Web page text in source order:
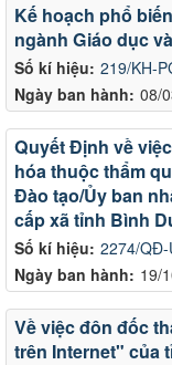
Số kí hiệu: 219/KH-
Ngày ban hành: 08/
Kế hoạch phổ
ngành Giáo dục
Số kí hiệu: 2274/QĐ-
Ngày ban hành: 19/
Quyết Định về
hóa thuộc thẩm
Đào tạo/Ủy ban
cấp xã tỉnh Bình
Về việc đôn đốc
trên Internet" của